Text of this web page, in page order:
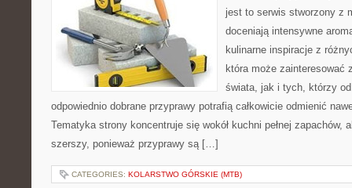
jest to serwis stworzony z
doceniają intensywne
kulinarne inspiracje z
która może zainteresować
świata, jak i tych, którzy
odpowiednio dobrane przyprawy potrafią całkowicie odmienić
Tematyka strony koncentruje się wokół kuchni pełnej zapachów,
szerszy, ponieważ przyprawy są […]
CATEGORIES: KOLARSTWO GÓRSKIE (MTB)